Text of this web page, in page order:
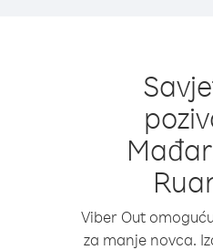
Viber Out
za manje novca.